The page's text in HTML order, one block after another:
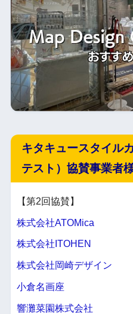
キタキュースタイル
テスト）協賛事業者
【第2回協賛】
株式会社ATOMica
株式会社ITOHEN
株式会社岡崎デザイン
小倉名画座
響灘菜園株式会社